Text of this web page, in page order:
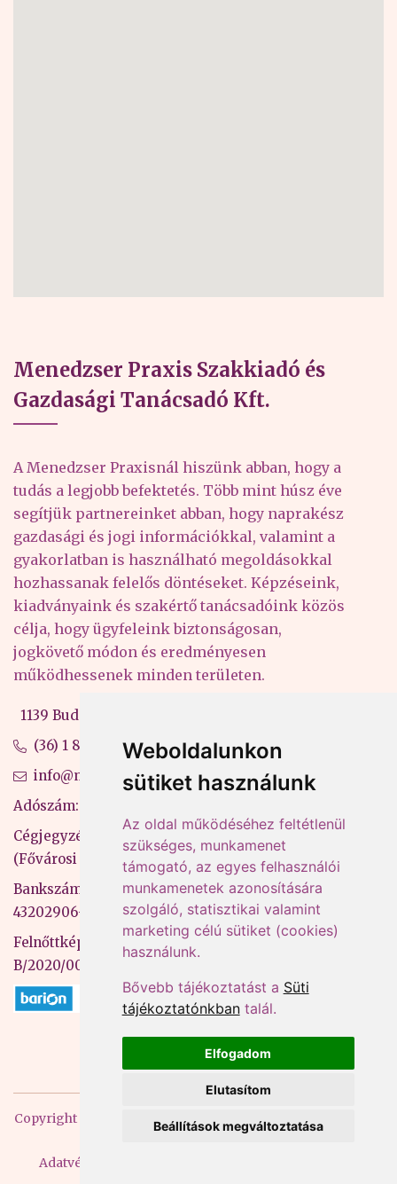
Weboldalunkon
sütiket használunk
Az oldal működéséhez feltétlenül
szükséges, munkamenet
támogató, az egyes felhasználói
munkamenetek azonosítására
szolgáló, statisztikai valamint
marketing célú sütiket (cookies)
használunk.
Bővebb tájékoztatást a Süti
tájékoztatónkbantalál.
Elfogadom
Elutasítom
Beállítások megváltoztatása
Menedzser Praxis Szakkiadó és
Gazdasági Tanácsadó Kft.
A Menedzser Praxisnál hiszünk abban, hogy a
tudás a legjobb befektetés. Több mint húsz éve
segítjük partnereinket abban, hogy naprakész
gazdasági és jogi információkkal, valamint a
gyakorlatban is használható megoldásokkal
hozhassanak felelős döntéseket. Képzéseink,
kiadványaink és szakértő tanácsadóink közös
célja, hogy ügyfeleink biztonságosan,
jogkövető módon és eredményesen
működhessenek minden területen.
1139 Budapest, Váci út 99-105. 4. em.
(36) 1 880 76 00
info@mprx.hu
Adószám: 13598145-2-41
Cégjegyzékszám: 01-09-883770
(Fővárosi Bíróság)
Bankszámlaszám: CIB Bank, 10700581-
43202906-51100005
Felnőttképzési nyilvántartási szám:
B/2020/000053
Copyright 2026 Mprx. Minden jog fenntartva
Adatvédelem